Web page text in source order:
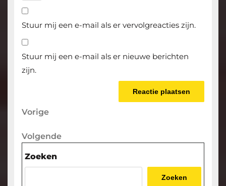
Stuur mij een e-mail als er vervolgreacties zijn.
Stuur mij een e-mail als er nieuwe berichten
zijn.
Berichtnavigatie
Vorige
Vorige
Volgende
Volgende
Zoeken
Zoeken